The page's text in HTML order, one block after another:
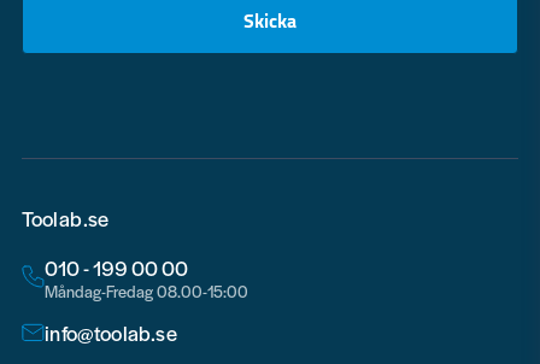
Skicka
Toolab.se
010 - 199 00 00
Måndag-Fredag 08.00-15:00
info@toolab.se